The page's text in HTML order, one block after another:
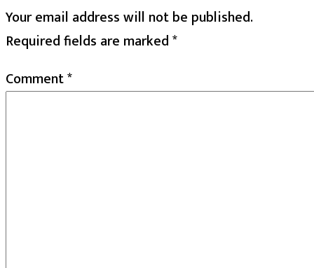
Your email address will not be published.
Required fields are marked*
Comment*